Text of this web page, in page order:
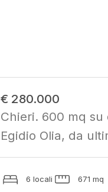
€ 280.000
Chieri. 600 mq su
Egidio Olia, da
6 locali 671 mq